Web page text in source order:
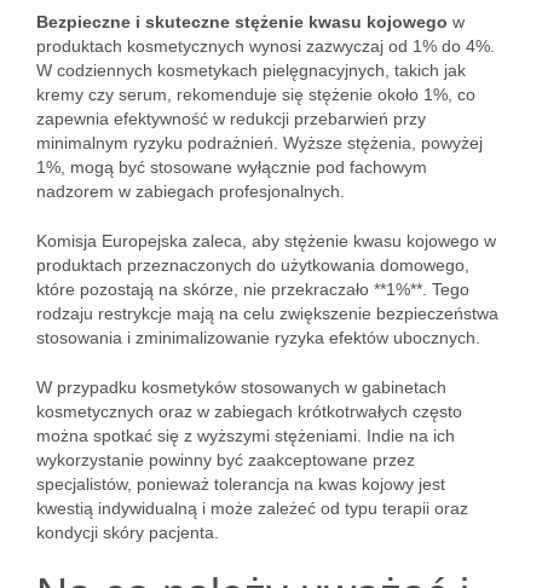
Bezpieczne i skuteczne stężenie kwasu kojowego w
produktach kosmetycznych wynosi zazwyczaj od 1% do 4%.
W codziennych kosmetykach pielęgnacyjnych, takich jak
kremy czy serum, rekomenduje się stężenie około 1%, co
zapewnia efektywność w redukcji przebarwień przy
minimalnym ryzyku podrażnień. Wyższe stężenia, powyżej
1%, mogą być stosowane wyłącznie pod fachowym
nadzorem w zabiegach profesjonalnych.
Komisja Europejska zaleca, aby stężenie kwasu kojowego w
produktach przeznaczonych do użytkowania domowego,
które pozostają na skórze, nie przekraczało **1%**. Tego
rodzaju restrykcje mają na celu zwiększenie bezpieczeństwa
stosowania i zminimalizowanie ryzyka efektów ubocznych.
W przypadku kosmetyków stosowanych w gabinetach
kosmetycznych oraz w zabiegach krótkotrwałych często
można spotkać się z wyższymi stężeniami. Indie na ich
wykorzystanie powinny być zaakceptowane przez
specjalistów, ponieważ tolerancja na kwas kojowy jest
kwestią indywidualną i może zależeć od typu terapii oraz
kondycji skóry pacjenta.